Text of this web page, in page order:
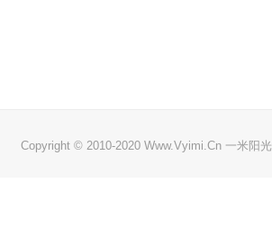
Copyright © 2010-2020 Www.Vyimi.Cn 一米阳